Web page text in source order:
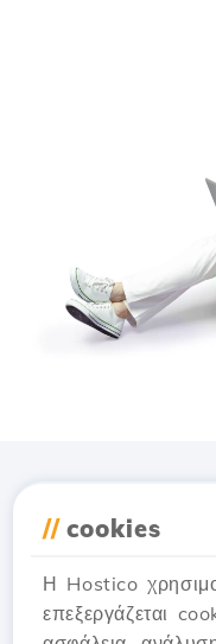
// cookies
Η Hostico
επεξεργάζεται